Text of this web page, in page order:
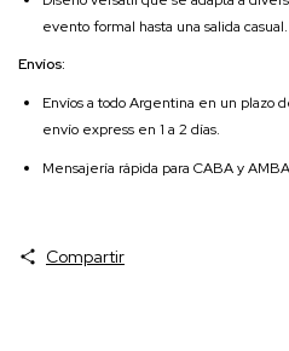
evento formal hasta una salida casual.
Envíos:
Envíos a todo Argentina en un plazo
envío express en 1 a 2 días.
Mensajería rápida para CABA y
Compartir